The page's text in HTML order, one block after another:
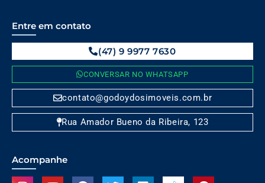
Entre em contato
(47) 9 9977 7630
CONVERSAR NO WHATSAPP
contato@godoydosimoveis.com.br
Rua Amador Bueno da Ribeira, 123
Acompanhe